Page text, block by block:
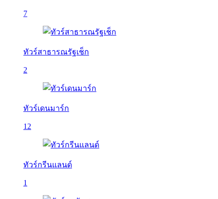
7
ทัวร์สาธารณรัฐเช็ก
2
ทัวร์เดนมาร์ก
12
ทัวร์กรีนแลนด์
1